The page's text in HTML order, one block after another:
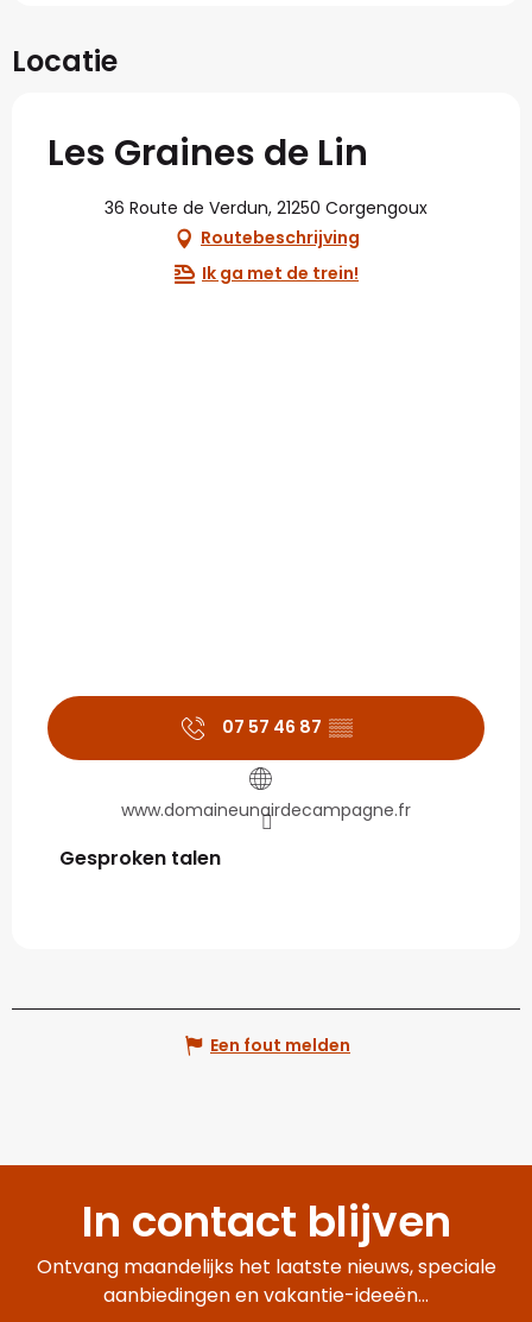
Locatie
Les Graines de Lin
36 Route de Verdun, 21250 Corgengoux
Routebeschrijving
Ik ga met de trein!
07 57 46 87 ▒▒
www.domaineunairdecampagne.fr
Gesproken talen
Gesproken talen
Een fout melden
In contact blijven
Ontvang maandelijks het laatste nieuws, speciale
aanbiedingen en vakantie-ideeën...